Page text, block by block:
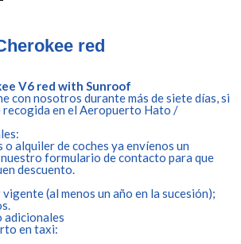
red
V6 red with Sunroof
con nosotros durante más de siete días, si
recogida en el Aeropuerto Hato /
o alquiler de coches ya envíenos un
formulario de contacto para que
descuento.
(al menos un año en la sucesión);
adicionales
en taxi: